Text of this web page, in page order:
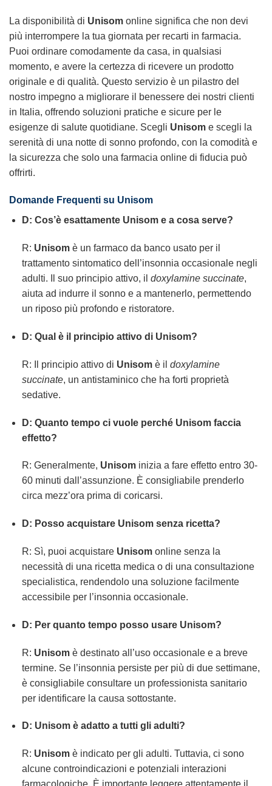
La disponibilità di Unisom online significa che non devi
più interrompere la tua giornata per recarti in farmacia.
Puoi ordinare comodamente da casa, in qualsiasi
momento, e avere la certezza di ricevere un prodotto
originale e di qualità. Questo servizio è un pilastro del
nostro impegno a migliorare il benessere dei nostri clienti
in Italia, offrendo soluzioni pratiche e sicure per le
esigenze di salute quotidiane. Scegli Unisom e scegli la
serenità di una notte di sonno profondo, con la comodità e
la sicurezza che solo una farmacia online di fiducia può
offrirti.
Domande Frequenti su Unisom
D: Cos’è esattamente Unisom e a cosa serve?
R: Unisomè un farmaco da banco usato per il
trattamento sintomatico dell’insonnia occasionale negli
adulti. Il suo principio attivo, il doxylamine succinate,
aiuta ad indurre il sonno e a mantenerlo, permettendo
un riposo più profondo e ristoratore.
D: Qual è il principio attivo di Unisom?
R: Il principio attivo di Unisomè il doxylamine
succinate, un antistaminico che ha forti proprietà
sedative.
D: Quanto tempo ci vuole perché Unisom faccia
effetto?
R: Generalmente, Unisominizia a fare effetto entro 30-
60 minuti dall’assunzione. È consigliabile prenderlo
circa mezz’ora prima di coricarsi.
D: Posso acquistare Unisom senza ricetta?
R: Sì, puoi acquistare Unisomonline senza la
necessità di una ricetta medica o di una consultazione
specialistica, rendendolo una soluzione facilmente
accessibile per l’insonnia occasionale.
D: Per quanto tempo posso usare Unisom?
R: Unisomè destinato all’uso occasionale e a breve
termine. Se l’insonnia persiste per più di due settimane,
è consigliabile consultare un professionista sanitario
per identificare la causa sottostante.
D: Unisom è adatto a tutti gli adulti?
R: Unisomè indicato per gli adulti. Tuttavia, ci sono
alcune controindicazioni e potenziali interazioni
farmacologiche. È importante leggere attentamente il